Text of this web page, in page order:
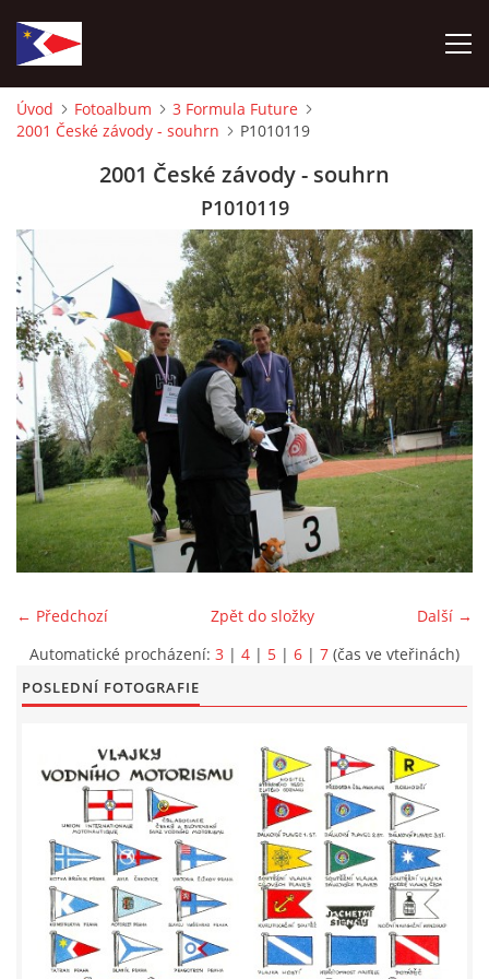
ÚVOD
HISTORIE
SOUČASNOST
VIZE BUDOUCNOSTI
FOTOALBUM
LODĚNICE A OKOLÍ
PLOVOUCÍ LODĚNICE
UŽITEČNÉ ODKAZY
KONTAKTY
VSTUP PRO ČLENY
Úvod Fotoalbum
3 Formula Future
2001 České závody - souhrn
P1010119
2001 České závody - souhrn
P1010119
← Předchozí Další →
Zpět do složky
Automatické procházení: 3 | 4 | 5 | 6 | 7 (čas ve vteřinách)
POSLEDNÍ FOTOGRAFIE